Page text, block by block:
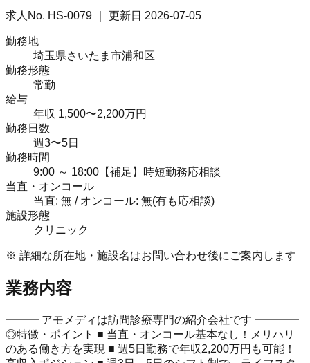
求人No. HS-0079 ｜ 更新日 2026-07-05
勤務地
埼玉県さいたま市浦和区
勤務形態
常勤
給与
年収 1,500〜2,200万円
勤務日数
週3〜5日
勤務時間
9:00 ～ 18:00【補足】時短勤務応相談
当直・オンコール
当直: 無 / オンコール: 無(有も応相談)
施設形態
クリニック
※ 詳細な所在地・施設名はお問い合わせ後にご案内します
業務内容
━━━ アモメディは訪問診療専門の紹介会社です ━━━━
◎特徴・ポイント ■ 当直・オンコール基本なし！メリハリ
のある働き方を実現 ■ 週5日勤務で年収2,200万円も可能！